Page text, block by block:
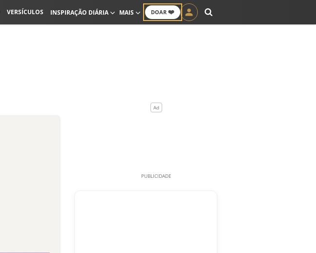
DOAR ❤️
VERSÍCULOS INSPIRAÇÃO DIÁRIA MAIS